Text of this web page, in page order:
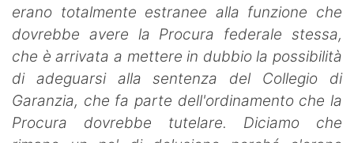
erano totalmente estranee alla funzione che
dovrebbe avere la Procura federale stessa,
che è arrivata a mettere in dubbio la possibilità
di adeguarsi alla sentenza del Collegio di
Garanzia, che fa parte dell'ordinamento che la
Procura dovrebbe tutelare. Diciamo che